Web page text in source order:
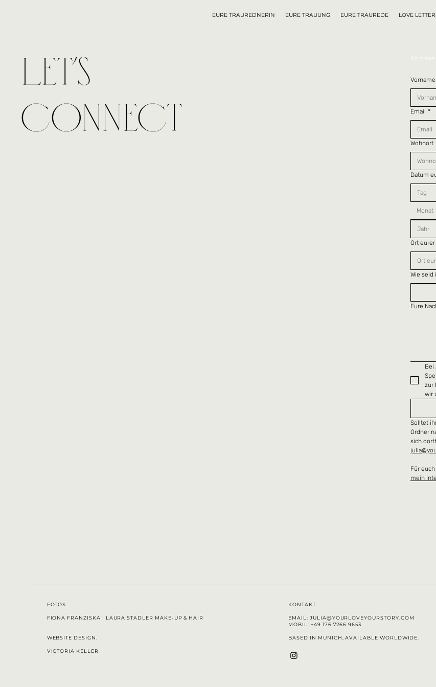
EURE TRAUREDNERIN EURE TRAUUNG EURE TRAUREDE LOVE
Let’s
Connect
Ich
Vorname
Email *
Wohnort
Datum
Monat
Ort
Wie seid
Eure
Bei
zur
wir
Solltet
Ordner
Für
mein
FOTOS.
FIONA FRANZISKA | LAURA STADLER MAKE-UP & HAIR
WEBSITE DESIGN.
VICTORIA KELLER
KONTAKT.
EMAIL: JULIA@YOURLOVEYOURSTORY.COM
MOBIL: +49 176 7266 9653
BASED IN MUNICH, AVAILABLE WORLDWIDE.